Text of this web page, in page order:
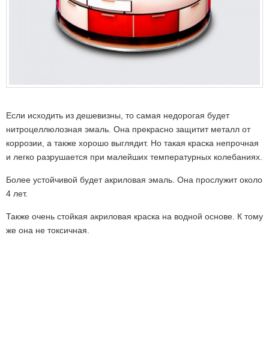
Если исходить из дешевизны, то самая недорогая будет
нитроцеллюлозная эмаль. Она прекрасно защитит металл от
коррозии, а также хорошо выглядит. Но такая краска непрочная
и легко разрушается при малейших температурных колебаниях.
Более устойчивой будет акриловая эмаль. Она прослужит около
4 лет.
Также очень стойкая акриловая краска на водной основе. К тому
же она не токсичная.